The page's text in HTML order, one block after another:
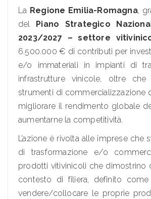
La Regione Emilia-Romagna,
del
Piano Strategico
2023/2027 – settore
6.500.000 € di contributi per
e/o immateriali in impianti di
infrastrutture vinicole, oltre
strumenti di commercializzazione
migliorare il rendimento globale
aumentarne la competitività.
L’azione è rivolta alle imprese che
di trasformazione e/o
prodotti vitivinicoli che dimostrino
contesto di filiera, definito
vendere/collocare le proprie